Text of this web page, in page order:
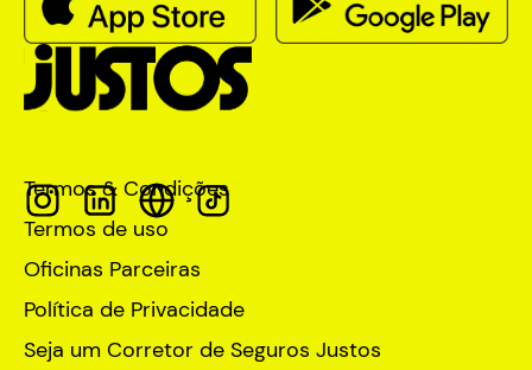
Termos & Condições
Termos de uso
Oficinas Parceiras
Política de Privacidade
Seja um Corretor de Seguros Justos